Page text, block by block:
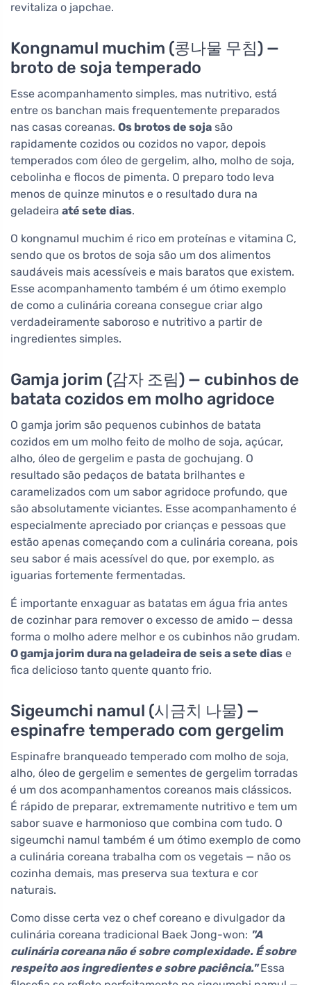
revitaliza o japchae.
Kongnamul muchim (콩나물 무침) —
broto de soja temperado
Esse acompanhamento simples, mas nutritivo, está
entre os banchan mais frequentemente preparados
nas casas coreanas. Os brotos de soja são
rapidamente cozidos ou cozidos no vapor, depois
temperados com óleo de gergelim, alho, molho de soja,
cebolinha e flocos de pimenta. O preparo todo leva
menos de quinze minutos e o resultado dura na
geladeira até sete dias.
O kongnamul muchim é rico em proteínas e vitamina C,
sendo que os brotos de soja são um dos alimentos
saudáveis mais acessíveis e mais baratos que existem.
Esse acompanhamento também é um ótimo exemplo
de como a culinária coreana consegue criar algo
verdadeiramente saboroso e nutritivo a partir de
ingredientes simples.
Gamja jorim (감자 조림) — cubinhos de
batata cozidos em molho agridoce
O gamja jorim são pequenos cubinhos de batata
cozidos em um molho feito de molho de soja, açúcar,
alho, óleo de gergelim e pasta de gochujang. O
resultado são pedaços de batata brilhantes e
caramelizados com um sabor agridoce profundo, que
são absolutamente viciantes. Esse acompanhamento é
especialmente apreciado por crianças e pessoas que
estão apenas começando com a culinária coreana, pois
seu sabor é mais acessível do que, por exemplo, as
iguarias fortemente fermentadas.
É importante enxaguar as batatas em água fria antes
de cozinhar para remover o excesso de amido — dessa
forma o molho adere melhor e os cubinhos não grudam.
O gamja jorim dura na geladeira de seis a sete dias e
fica delicioso tanto quente quanto frio.
Sigeumchi namul (시금치 나물) —
espinafre temperado com gergelim
Espinafre branqueado temperado com molho de soja,
alho, óleo de gergelim e sementes de gergelim torradas
é um dos acompanhamentos coreanos mais clássicos.
É rápido de preparar, extremamente nutritivo e tem um
sabor suave e harmonioso que combina com tudo. O
sigeumchi namul também é um ótimo exemplo de como
a culinária coreana trabalha com os vegetais — não os
cozinha demais, mas preserva sua textura e cor
naturais.
Como disse certa vez o chef coreano e divulgador da
culinária coreana tradicional Baek Jong-won: "A
culinária coreana não é sobre complexidade. É sobre
respeito aos ingredientes e sobre paciência."Essa